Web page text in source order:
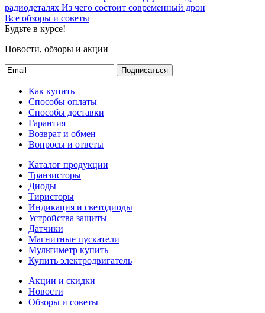
радиодеталях Из чего состоит современный дрон
Все обзоры и советы
Будьте в курсе!
Новости, обзоры и акции
Подписаться
Как купить
Способы оплаты
Способы доставки
Гарантия
Возврат и обмен
Вопросы и ответы
Каталог продукции
Транзисторы
Диоды
Тиристоры
Индикация и светодиоды
Устройства защиты
Датчики
Магнитные пускатели
Мультиметр купить
Купить электродвигатель
Акции и скидки
Новости
Обзоры и советы